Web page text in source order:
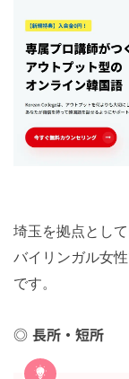
埼玉を拠点とし
バイリンガル女
です。
長所・短所